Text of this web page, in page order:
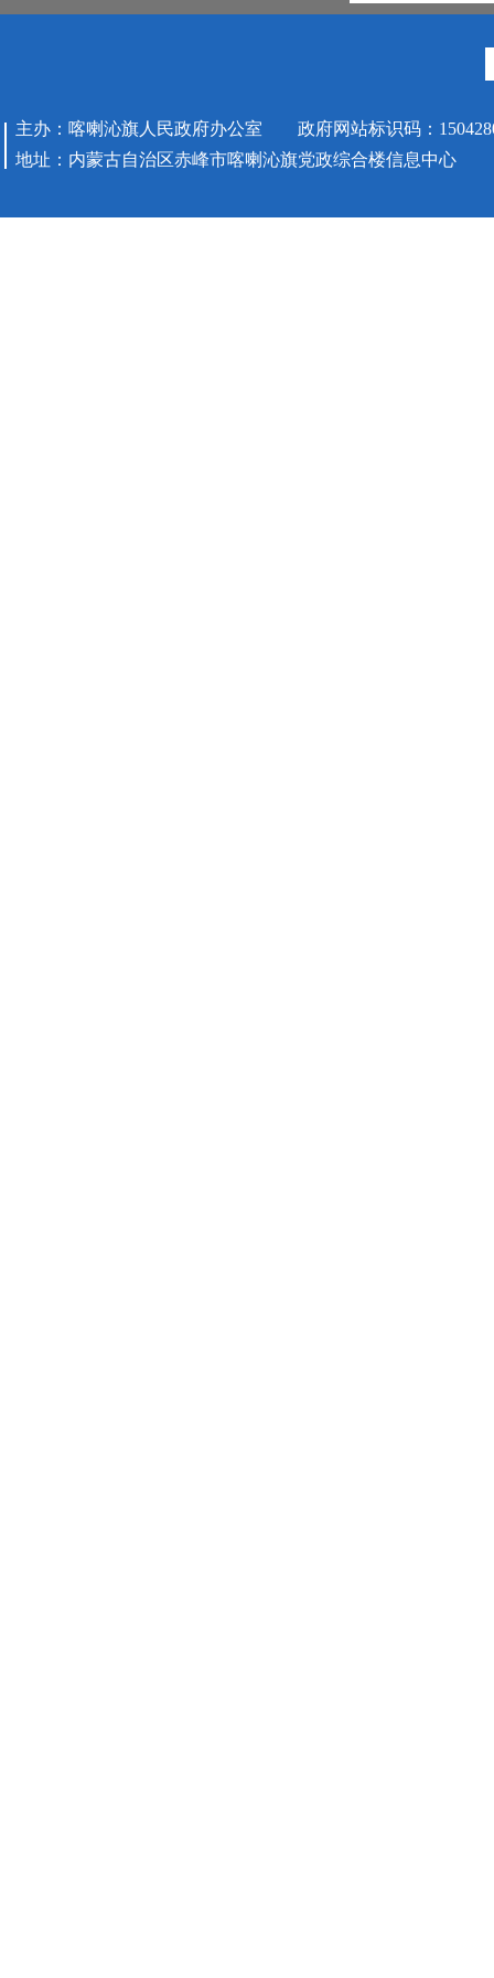
主办：喀喇沁旗人民政府办公室 政府网站标识码：
地址：内蒙古自治区赤峰市喀喇沁旗党政综合楼信息中心